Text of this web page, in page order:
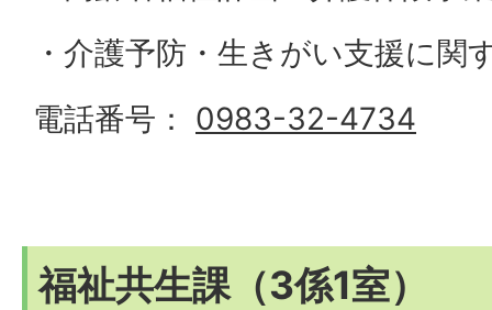
・介護予防・生きがい支援に関
電話番号： 0983-32-4734
福祉共生課（3係1室）